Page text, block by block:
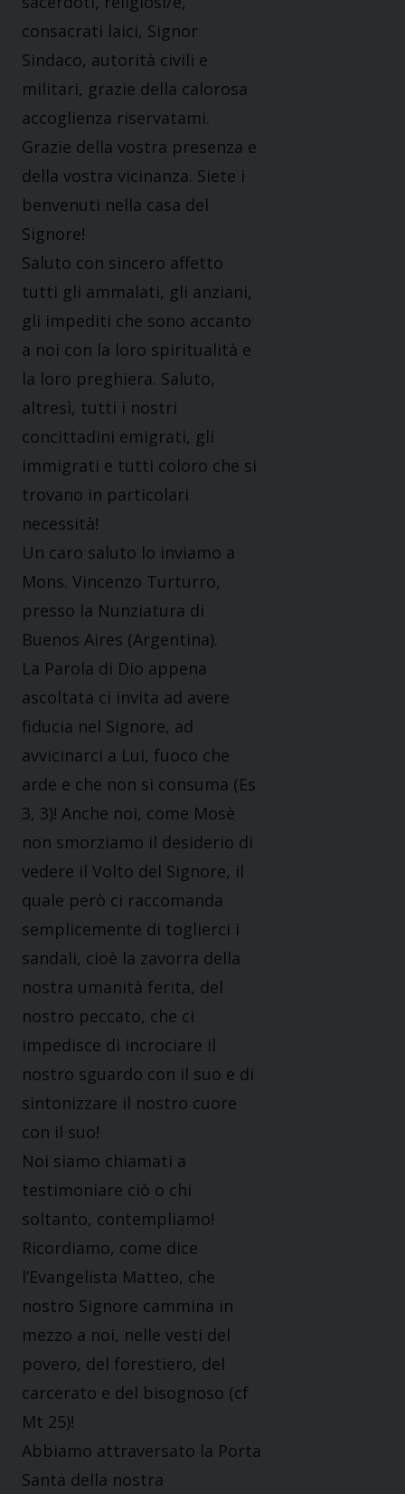
consacrati laici, Signor
Sindaco, autorità civili e
militari, grazie della calorosa
accoglienza riservatami.
Grazie della vostra presenza e
della vostra vicinanza. Siete i
benvenuti nella casa del
Signore!
Saluto con sincero affetto
tutti gli ammalati, gli anziani,
gli impediti che sono accanto
a noi con la loro spiritualità e
la loro preghiera. Saluto,
altresì, tutti i nostri
concittadini emigrati, gli
immigrati e tutti coloro che si
trovano in particolari
necessità!
Un caro saluto lo inviamo a
Mons. Vincenzo Turturro,
presso la Nunziatura di
Buenos Aires (Argentina).
La Parola di Dio appena
ascoltata ci invita ad avere
fiducia nel Signore, ad
avvicinarci a Lui, fuoco che
arde e che non si consuma (Es
3, 3)! Anche noi, come Mosè
non smorziamo il desiderio di
vedere il Volto del Signore, il
quale però ci raccomanda
semplicemente di toglierci i
sandali, cioè la zavorra della
nostra umanità ferita, del
nostro peccato, che ci
impedisce di incrociare il
nostro sguardo con il suo e di
sintonizzare il nostro cuore
con il suo!
Noi siamo chiamati a
testimoniare ciò o chi
soltanto, contempliamo!
Ricordiamo, come dice
l’Evangelista Matteo, che
nostro Signore cammina in
mezzo a noi, nelle vesti del
povero, del forestiero, del
carcerato e del bisognoso (cf
Mt 25)!
Abbiamo attraversato la Porta
Santa della nostra